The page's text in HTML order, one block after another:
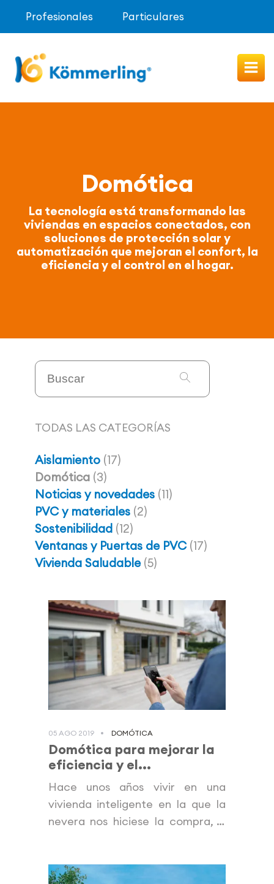
Profesionales Particulares
Domótica
La tecnología está transformando las
viviendas en espacios conectados, con
soluciones de protección solar y
automatización que mejoran el confort, la
eficiencia y el control en el hogar.
TODAS LAS CATEGORÍAS
Aislamiento (17)
Domótica (3)
Noticias y novedades (11)
PVC y materiales (2)
Sostenibilidad (12)
Ventanas y Puertas de PVC (17)
Vivienda Saludable (5)
05 AGO 2019 DOMÓTICA
Domótica para mejorar la
eficiencia y el...
Hace unos años vivir en una
vivienda inteligente en la que la
nevera nos hiciese la compra, o